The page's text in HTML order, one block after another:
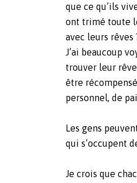
que ce qu’ils
ont trimé toute
avec leurs
J’ai beaucoup
trouver leur
être
personnel, de
Les gens
qui s’occupent
Je crois que